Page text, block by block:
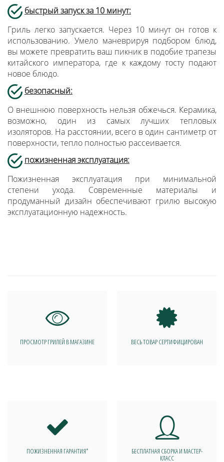
быстрый запуск за 10 минут:
Гриль легко запускается. Через 10 минут он готов к
использованию. Умело маневрируя подбором блюд,
вы можете превратить ваш пикник в подобие трапезы
китайского императора, где к каждому тосту подают
новое блюдо.
безопасный:
О внешнюю поверхность нельзя обжечься. Керамика,
возможно, один из самых лучших тепловых
изоляторов. На расстоянии, всего в один сантиметр от
поверхности, тепло полностью рассеивается.
пожизненная эксплуатация:
Пожизненная эксплуатация при минимальной
степени ухода. Современные материалы и
продуманный дизайн обеспечивают грилю высокую
эксплуатационную надежность.
ПРОСМОТР ГРИЛЕЙ В МАГАЗИНЕ ВЕСЬ ТОВАР СЕРТИФИЦИРОВАН
ПОЖИЗНЕННАЯ ГАРАНТИЯ* БЕСПЛАТНАЯ СБОРКА И МАСТЕР-
КЛАСС